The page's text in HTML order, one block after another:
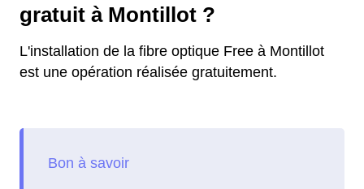
gratuit à Montillot ?
L'installation de la fibre optique Free à Montillot
est une opération réalisée gratuitement.